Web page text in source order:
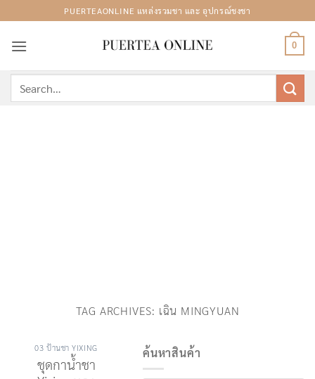
to
content
PUERTEAONLINE แหล่งรวมชา และ อุปกรณ์ชงชา
0
for:
TAG ARCHIVES: เฉิน MINGYUAN
03 ป้านชา YIXING
ชุดกาน้ำชา
ค้นหาสินค้า